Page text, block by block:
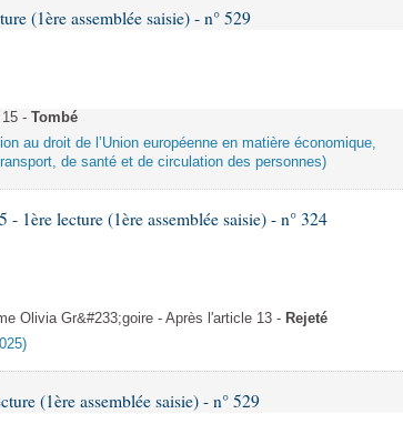
(1ère assemblée saisie) - n° 529
- Tombé
au droit de l’Union européenne en matière économique,
de santé et de circulation des personnes)
1ère lecture (1ère assemblée saisie) - n° 324
Olivia Gr&#233;goire - Après l'article 13 - Rejeté
(1ère assemblée saisie) - n° 529